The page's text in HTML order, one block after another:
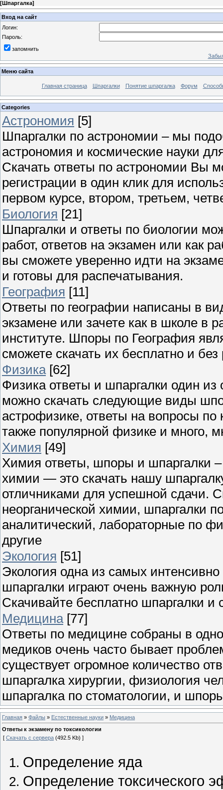
[Шпаргалка]
Вход на сайт
Логин:
Пароль:
запомнить
Меню сайта
Главная страница Шпаргалки Понятие шпаргалка Форум
Categories
Астрономия [5]
Шпаргалки по астрономии – мы
астрономия и космические науки
Скачать ответы по астрономии Вы
регистрации в один клик для
первом курсе, втором, третьем,
Биология [21]
Шпаргалки и ответы по биологии
работ, ответов на экзамен или как
вы сможете уверенно идти на
и готовы для распечатывания.
География [11]
Ответы по географии написаны в
экзамене или зачете как в школе в
институте. Шпоры по География
сможете скачать их бесплатно и без
Физика [62]
Физика ответы и шпаргалки один
можно скачать следующие виды
астрофизике, ответы на вопросы
также популярной физике и много,
Химия [49]
Химия ответы, шпоры и шпаргалки
химии — это скачать нашу
отличниками для успешной сдачи.
неорганической химии, шпаргалки
аналитический, лабораторные по
другие
Экология [51]
Экология одна из самых
шпаргалки играют очень важную
Скачивайте бесплатно шпаргалки и
Медицина [77]
Ответы по медицине собраны в
медиков очень часто бывает
существует огромное количество
шпаргалка хирургии, физиология
шпаргалка по стоматологии, и
Главная » Файлы » Естественные науки » Медицина
Ответы к экзамену по токсикологии
[ Скачать с сервера (492.5 Kb) ]
Определение яда
Определение токсического